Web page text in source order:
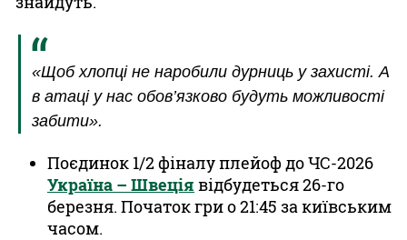
«Щоб хлопці не наробили дурниць у захисті. А
в атаці у нас обов’язково будуть можливості
забити».
Поєдинок 1/2 фіналу плейоф до ЧС-2026
Україна – Швеція відбудеться 26-го
березня. Початок гри о 21:45 за київським
часом.